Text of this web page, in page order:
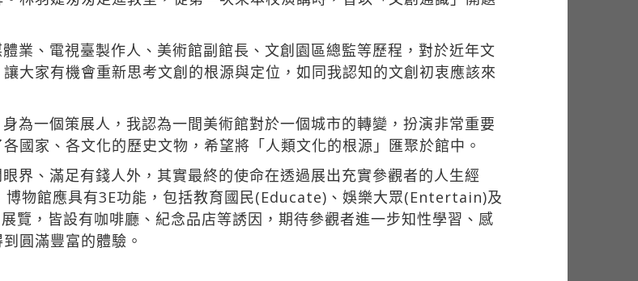
業、電視臺製作人、美術館副館長、文創園區總監等歷程，對於近年文
大家有機會重新思考文創的根源與定位，如同我認知的文創初衷應該來
為一個策展人，我認為一間美術館對於一個城市的轉變，扮演非常重要
國家、各文化的歷史文物，希望將「人類文化的根源」匯聚於館中。
界、滿足有錢人外，其實最終的使命在透過展出充實參觀者的人生經
博物館應具有3E功能，包括教育國民(Educate)、娛樂大眾(Entertain)及
覽，皆設有咖啡廳、紀念品店等誘因，期待參觀者進一步知性學習、感
圓滿豐富的體驗。